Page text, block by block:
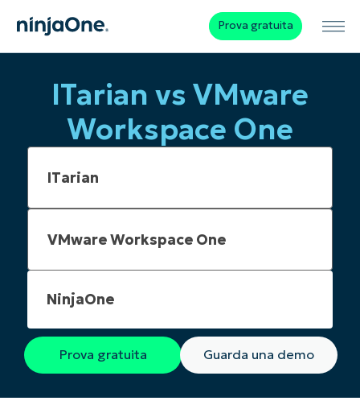
Prova gratuita
ITarian vs VMware
Workspace One
NinjaOne
Prova gratuita Guarda una demo